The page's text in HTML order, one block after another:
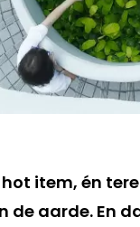
item, én
de aarde. En